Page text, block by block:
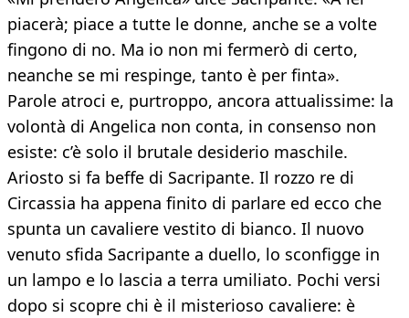
piacerà; piace a tutte le donne, anche se a volte
fingono di no. Ma io non mi fermerò di certo,
neanche se mi respinge, tanto è per finta».
Parole atroci e, purtroppo, ancora attualissime: la
volontà di Angelica non conta, in consenso non
esiste: c’è solo il brutale desiderio maschile.
Ariosto si fa beffe di Sacripante. Il rozzo re di
Circassia ha appena finito di parlare ed ecco che
spunta un cavaliere vestito di bianco. Il nuovo
venuto sfida Sacripante a duello, lo sconfigge in
un lampo e lo lascia a terra umiliato. Pochi versi
dopo si scopre chi è il misterioso cavaliere: è